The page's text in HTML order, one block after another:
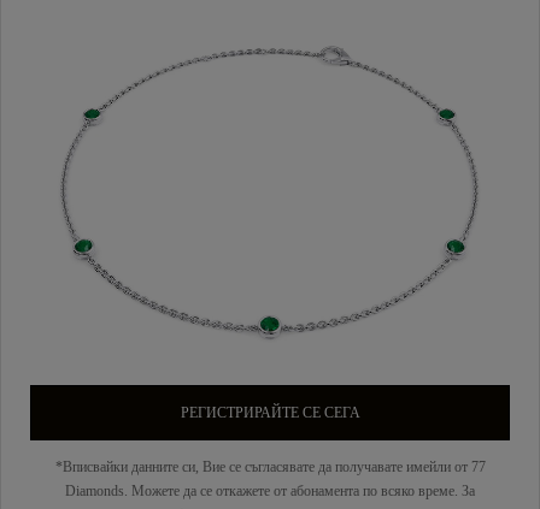
РЕГИСТРИРАЙТЕ СЕ СЕГА
*Вписвайки данните си, Вие се съгласявате да получавате имейли от 77
Diamonds. Можете да се откажете от абонамента по всяко време. За